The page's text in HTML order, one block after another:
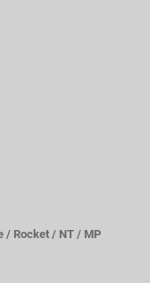
/ Rocket / NT / MP